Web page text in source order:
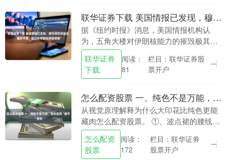
联华证券下载 美国情报已发现，穆杰塔巴对核武器的渴望，超过所有前任伊朗领袖
据《纽约时报》消息，美国情报机构认
为，五角大楼对伊朗核能力的摧毁极其有
限。报道援引了评估信息称联华证券下
载，如果德黑兰在受到打击之后，立即修
复损坏部分，并恢复浓....
联华证券
下载
阅读：
81
栏目：联华证券股
票开户
怎么配资股票 一、纯色不是万能，有时反而“摊平”身材
从视觉原理解释为什么大印花比纯色更能
藏肉怎么配资股票。 ①、波点裙的腰线秘
密：图案也能收出小蛮腰 糖果上周非拉我
去试这条浅蓝波点无袖连衣裙，我一开始
还挺抗拒，总....
怎么配资
股票
阅读：
172
栏目：联华证券
股票开户